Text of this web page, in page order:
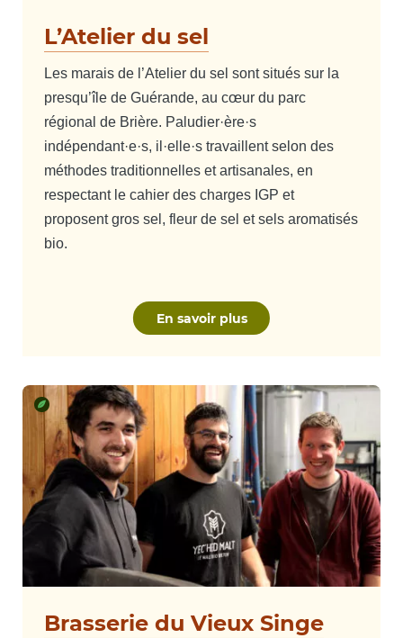
L’Atelier du sel
Les marais de l’Atelier du sel sont situés sur la
presqu’île de Guérande, au cœur du parc
régional de Brière. Paludier·ère·s
indépendant·e·s, il·elle·s travaillent selon des
méthodes traditionnelles et artisanales, en
respectant le cahier des charges IGP et
proposent gros sel, fleur de sel et sels aromatisés
bio.
En savoir plus
Brasserie du Vieux Singe